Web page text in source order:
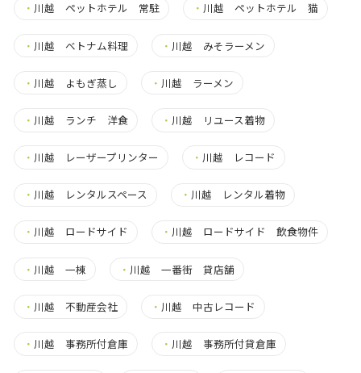
・ 川越 ペットホテル 常駐 ・ 川越 ペットホテル 猫
・ 川越 ベトナム料理 ・ 川越 みそラーメン
・ 川越 よもぎ蒸し ・ 川越 ラーメン
・ 川越 ランチ 洋食 ・ 川越 リユース着物
・ 川越 レーザープリンター ・ 川越 レコード
・ 川越 レンタルスペース ・ 川越 レンタル着物
・ 川越 ロードサイド ・ 川越 ロードサイド 飲食物件
・ 川越 一棟 ・ 川越 一番街 貸店舗
・ 川越 不動産会社 ・ 川越 中古レコード
・ 川越 事務所付倉庫 ・ 川越 事務所付貸倉庫